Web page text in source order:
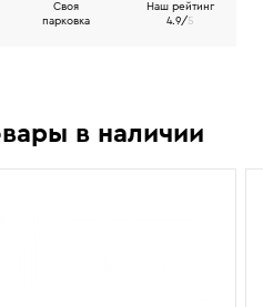
Своя
парковка
Наш рейтинг
4.9/5
в наличии